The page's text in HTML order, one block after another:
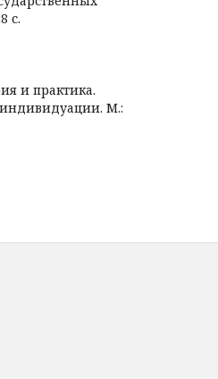
с.
и практика.
индивидуации. М.: